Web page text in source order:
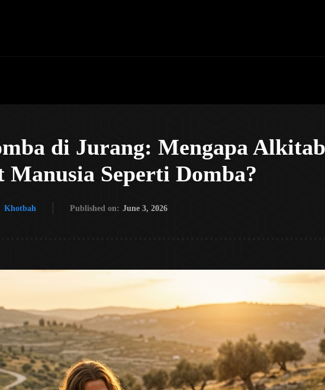
di Jurang: Mengapa Alkitab
Manusia Seperti Domba?
Khotbah Published on: June 3, 2026